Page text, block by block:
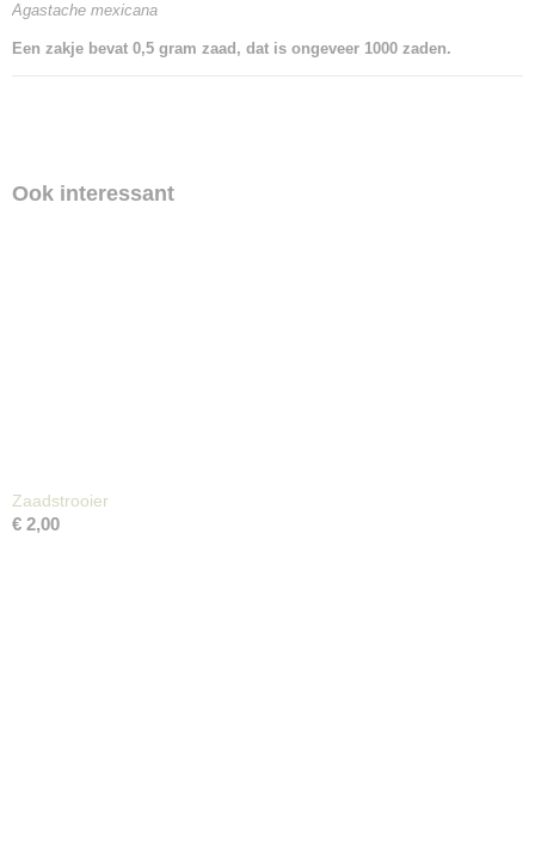
Agastache mexicana
Een zakje bevat 0,5 gram zaad, dat is ongeveer 1000 zaden.
Ook interessant
Zaadstrooier
€ 2,00